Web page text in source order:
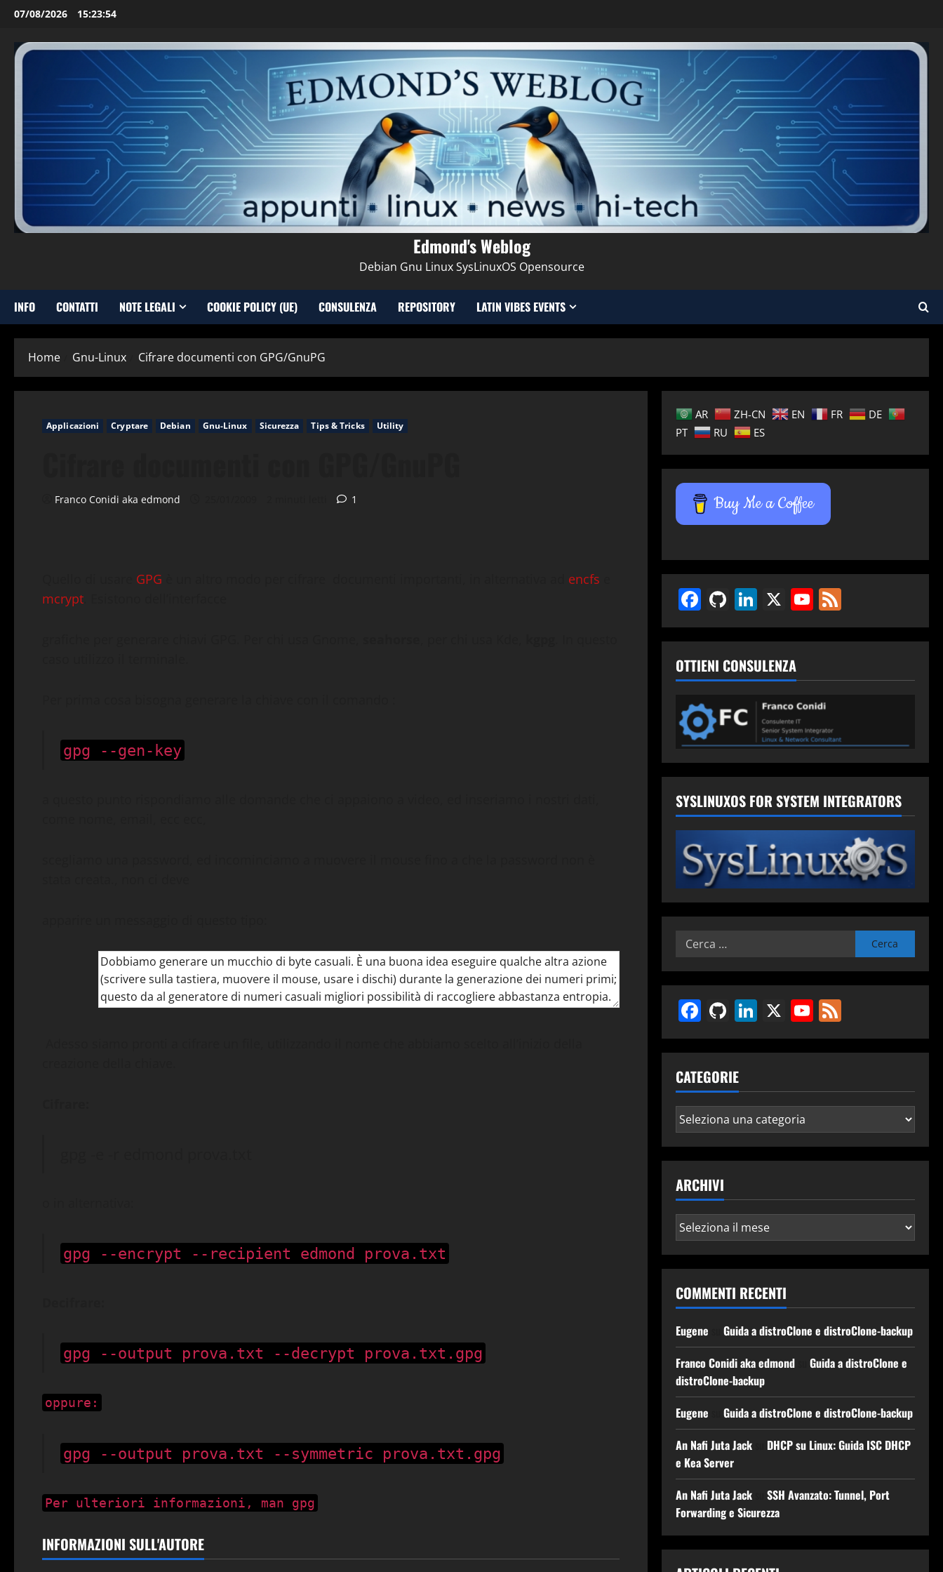
Vai
contenuto
07/08/2026 15:23:55
Edmond's Weblog
Debian Gnu Linux SysLinuxOS Opensource
INFO CONTATTI NOTE LEGALI COOKIE POLICY (UE) CONSULENZA REPOSITORY LATIN VIBES EVENTS
Home Gnu-Linux Cifrare documenti con GPG/GnuPG
Applicazioni Cryptare Debian Gnu-Linux Sicurezza Tips & Tricks Utility
Franco Conidi aka edmond 1
GPG encfs
mcrypt
gpg --gen-key
gpg --encrypt --recipient edmond prova.txt
gpg --output prova.txt --decrypt prova.txt.gpg
oppure:
gpg --output prova.txt --symmetric prova.txt.gpg
Per ulteriori informazioni, man gpg
INFORMAZIONI SULL'AUTORE
AR ZH-CN EN FR
DE
PT
RU ES
Buy Me a Coffee
Facebook
GitHub
LinkedIn
X YouTube
Feed
OTTIENI CONSULENZA
SYSLINUXOS FOR SYSTEM INTEGRATORS
Ricerca
Facebook
GitHub
LinkedIn
X YouTube
Feed
CATEGORIE
Categorie
ARCHIVI
Archivi
COMMENTI RECENTI
Eugene
Guida a distroClone e distroClone-backup
Franco Conidi aka edmondsu Guida a distroClone e
distroClone-backup
Eugene
Guida a distroClone e distroClone-backup
An Nafi Juta Jacksu DHCP su Linux: Guida ISC DHCP
e Kea Server
An Nafi Juta Jacksu SSH Avanzato: Tunnel, Port
Forwarding e Sicurezza